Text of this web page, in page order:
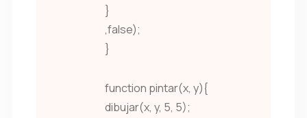
}
,false);
}
function pintar(x, y){
dibujar(x, y, 5, 5);